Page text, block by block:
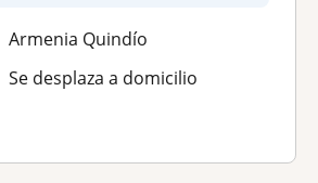
Armenia Quindío
Se desplaza a domicilio